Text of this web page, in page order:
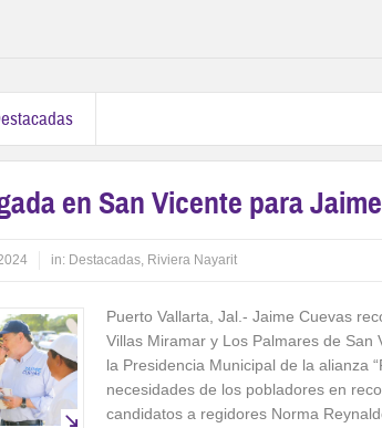
en San Vicente para
in: Destacadas, Riviera Nayarit
Puerto Vallarta, Jal.- Jaime Cuevas
Villas Miramar y Los Palmares de
la Presidencia Municipal de la alianza
necesidades de los pobladores en
candidatos a regidores Norma